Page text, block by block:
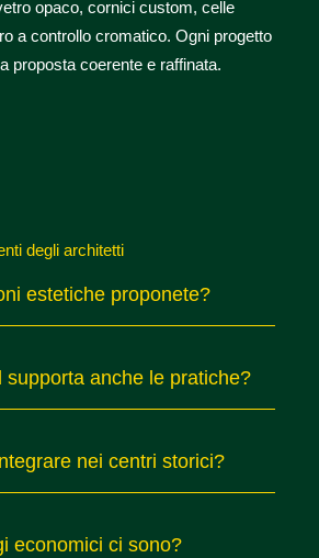
opaco, cornici custom, celle
a controllo cromatico. Ogni progetto
proposta coerente e raffinata.
degli architetti
estetiche proponete?
supporta anche le pratiche?
nei centri storici?
economici ci sono?